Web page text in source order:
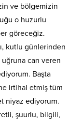
ve bölgemizin
o huzurlu
göreceğiz.
kutlu günlerinden
can veren
Başta
irtihal etmiş tüm
niyaz ediyorum.
şuurlu, bilgili,